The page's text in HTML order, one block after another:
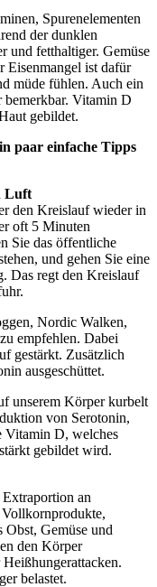
Spurenelementen
der dunklen
und fetthaltiger. Gemüse
Eisenmangel ist dafür
müde fühlen. Auch ein
Vitamin D
gebildet.
paar einfache Tipps
Luft
den Kreislauf wieder in
oft 5 Minuten
Sie das öffentliche
und gehen Sie eine
Das regt den Kreislauf
Nordic Walken,
empfehlen. Dabei
gestärkt. Zusätzlich
ausgeschüttet.
unserem Körper kurbelt
von Serotonin,
Vitamin D, welches
gebildet wird.
an
Gemüse und
den Körper
belastet.